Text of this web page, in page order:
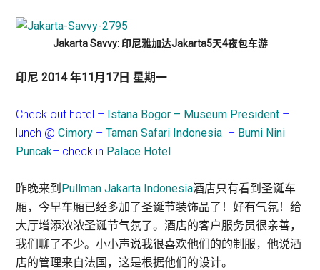
Jakarta Savvy: 印尼雅加达Jakarta5天4夜包车游
印尼 2014 年11月17日 星期一
Check out hotel – Istana Bogor – Museum President –
lunch @ Cimory – Taman Safari Indonesia – Bumi Nini
Puncak– check in Palace Hotel
昨晚来到 Pullman Jakarta Indonesia酒店只有看到圣诞车
厢，今早车厢已经多加了圣诞节装饰品了！好有气氛！给
大厅增添浓浓圣诞节气氛了。酒店的客户服务员很亲善，
我们聊了不少。小小声说我很喜欢他们的的制服，他说酒
店的管理来自法国，这是根据他们的设计。